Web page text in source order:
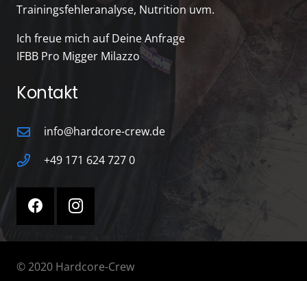
Trainingsfehleranalyse, Nutrition uvm.
Ich freue mich auf Deine Anfrage
IFBB Pro Migger Milazzo
Kontakt
info@hardcore-crew.de
+49 171 624 727 0
© 2020 Hardcore-Crew